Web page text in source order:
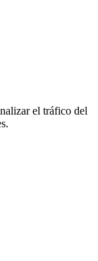
el tráfico del